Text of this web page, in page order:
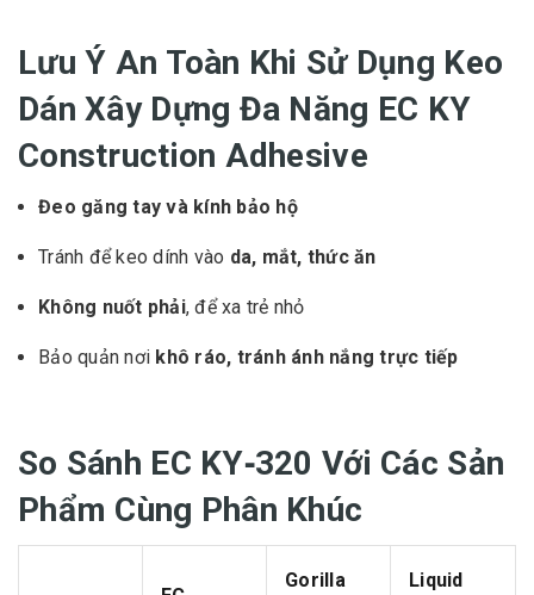
Lưu Ý An Toàn Khi Sử Dụng Keo
Dán Xây Dựng Đa Năng EC KY
Construction Adhesive
Đeo găng tay và kính bảo hộ
Tránh để keo dính vào da, mắt, thức ăn
Không nuốt phải, để xa trẻ nhỏ
Bảo quản nơi khô ráo, tránh ánh nắng trực tiếp
So Sánh EC KY‑320 Với Các Sản
Phẩm Cùng Phân Khúc
Gorilla
Liquid